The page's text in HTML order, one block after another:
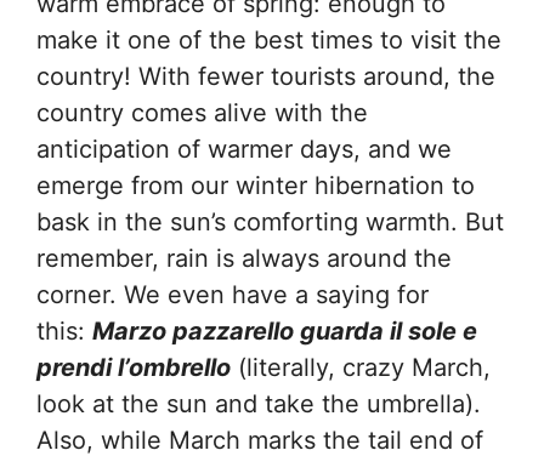
make it one of the best times to visit the
country! With fewer tourists around, the
country comes alive with the
anticipation of warmer days, and we
emerge from our winter hibernation to
bask in the sun’s comforting warmth. But
remember, rain is always around the
corner. We even have a saying for
this: Marzo pazzarello guarda il sole e
prendi l’ombrello (literally, crazy March,
look at the sun and take the umbrella).
Also, while March marks the tail end of